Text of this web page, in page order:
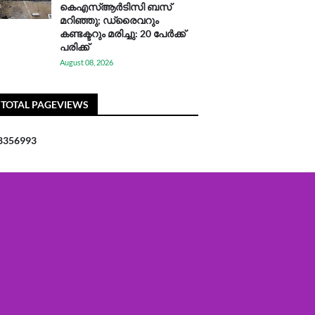
കെഎസ്ആര്‍ടിസി ബസ്
മറിഞ്ഞു; ഡ്രൈവറും
കണ്ടക്ടറും മരിച്ചു: 20 പേര്‍ക്ക്
പരിക്ക്
August 08, 2026
TOTAL PAGEVIEWS
356993